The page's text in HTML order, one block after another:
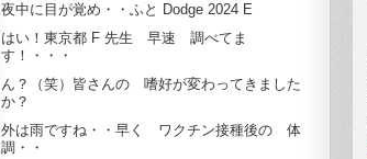
夜中に目が覚め・・ふと Dodge 2024 E
はい！東京都 F 先生 早速 調べてま
す！・・・
ん？（笑）皆さんの 嗜好が変わってきました
か？
外は雨ですね・・早く ワクチン接種後の 体
調・・